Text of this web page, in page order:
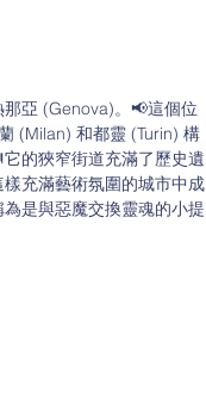
亞 (Genova)。📢這個位
(Milan) 和都靈 (Turin) 構
的狹窄街道充滿了歷史遺
充滿藝術氛圍的城市中成
是與惡魔交換靈魂的小提